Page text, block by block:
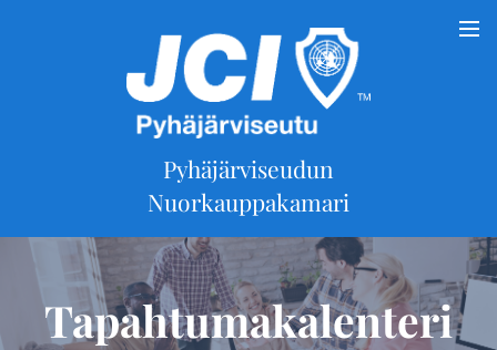
Pyhäjärviseudun
Nuorkauppakamari
Tapahtumakalenteri